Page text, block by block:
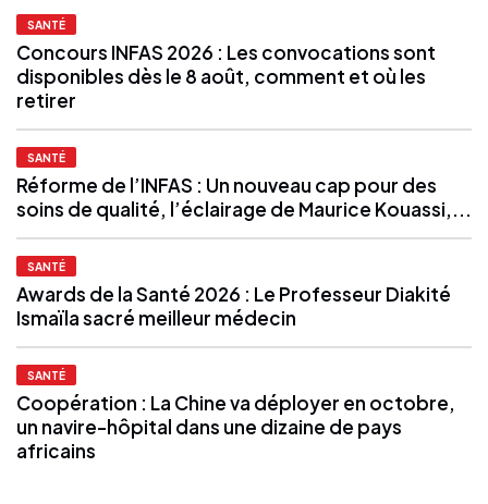
SANTÉ
Concours INFAS 2026 : Les convocations sont
disponibles dès le 8 août, comment et où les
retirer
SANTÉ
Réforme de l’INFAS : Un nouveau cap pour des
soins de qualité, l’éclairage de Maurice Kouassi,...
SANTÉ
Awards de la Santé 2026 : Le Professeur Diakité
Ismaïla sacré meilleur médecin
SANTÉ
Coopération : La Chine va déployer en octobre,
un navire-hôpital dans une dizaine de pays
africains